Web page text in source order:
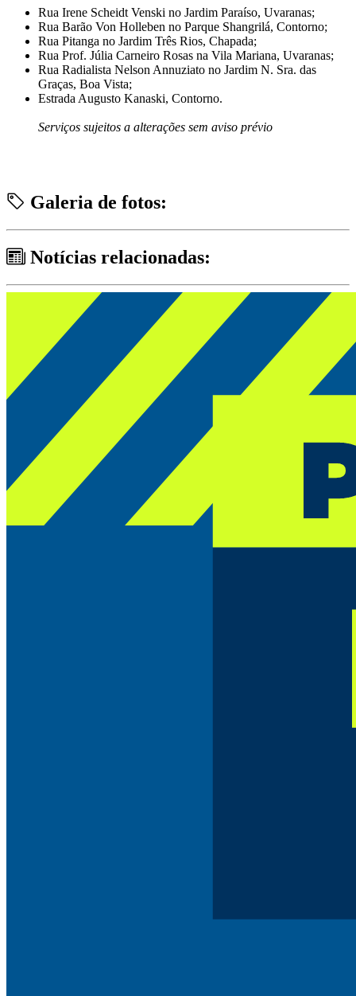
Rua Irene Scheidt Venski no Jardim Paraíso, Uvaranas;
Rua Barão Von Holleben no Parque Shangrilá, Contorno;
Rua Pitanga no Jardim Três Rios, Chapada;
Rua Prof. Júlia Carneiro Rosas na Vila Mariana, Uvaranas;
Rua Radialista Nelson Annuziato no Jardim N. Sra. das
Graças, Boa Vista;
Estrada Augusto Kanaski, Contorno.
Serviços sujeitos a alterações sem aviso prévio
Galeria de fotos:
Notícias relacionadas: